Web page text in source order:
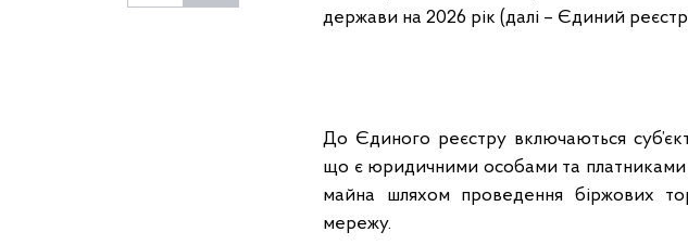
держави на 2026 рік (далі – Єдиний
До Єдиного реєстру включаються
що є юридичними особами та платниками
майна шляхом проведення біржових
мережу.